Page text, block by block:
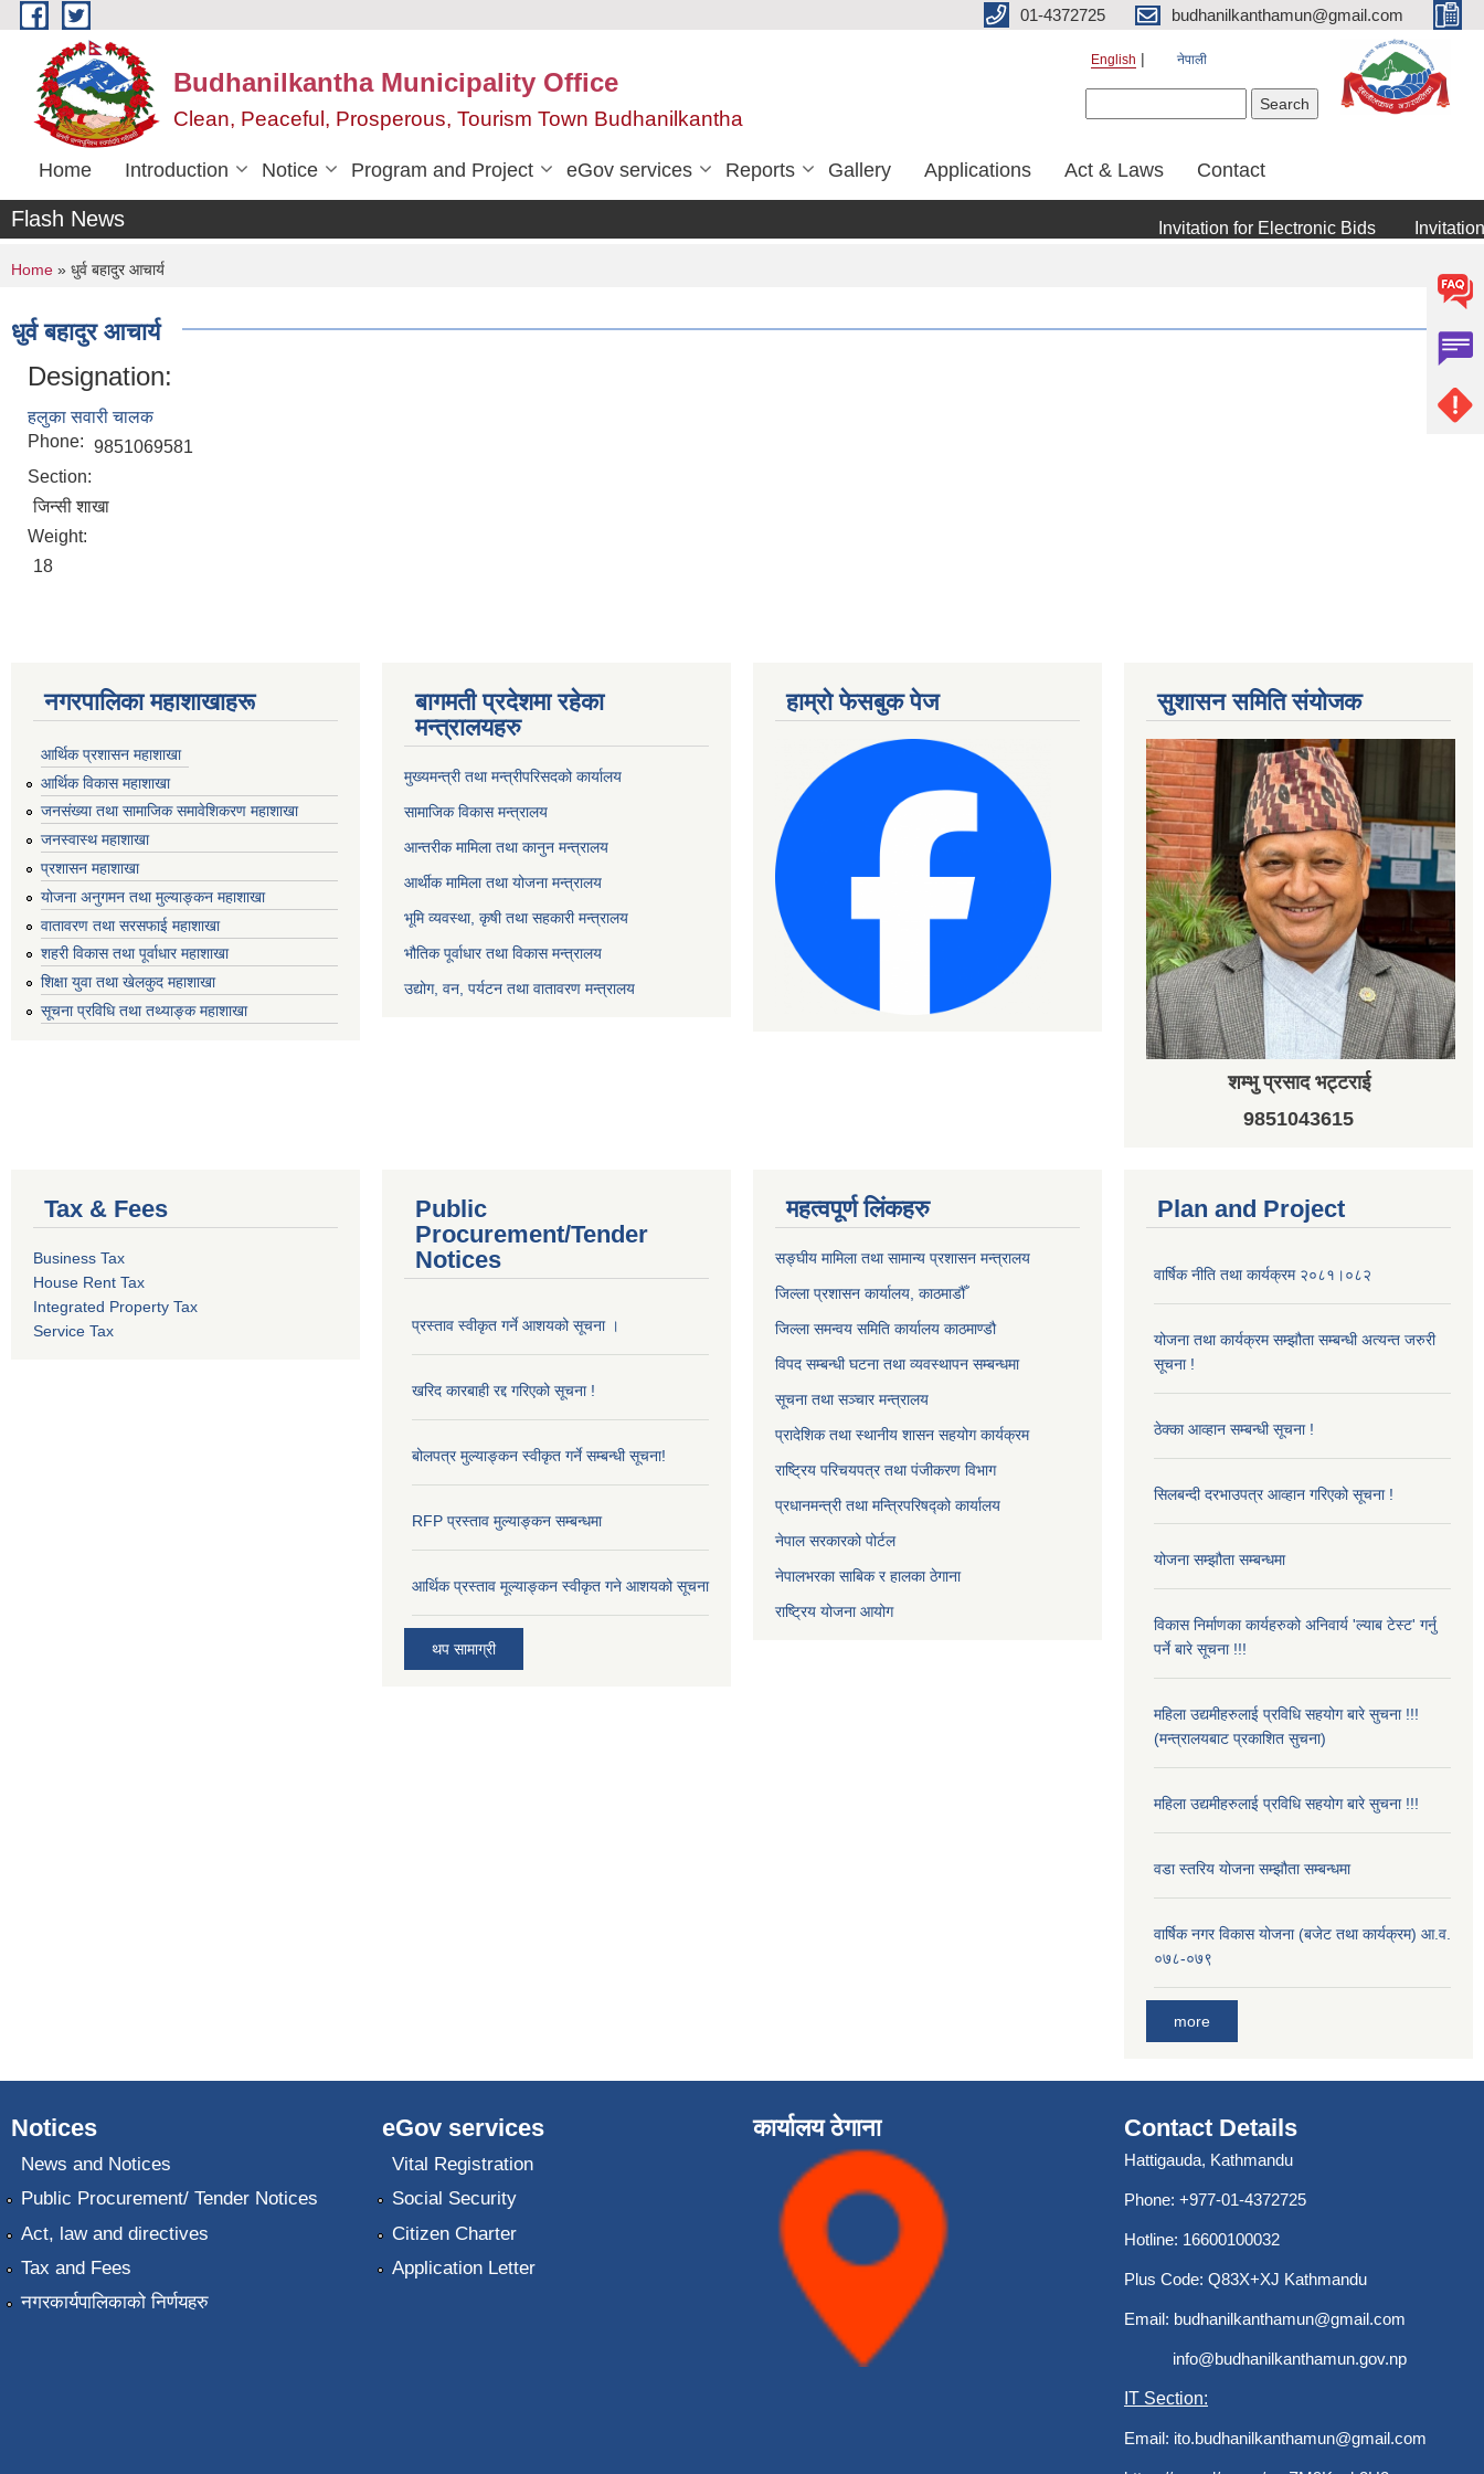
Skip to main content 01-4372725 budhanilkanthamun@gmail.com
Budhanilkantha Municipality Office
Clean, Peaceful, Prosperous, Tourism Town Budhanilkantha
English नेपाली
Home Introduction Notice Program and Project eGov services Reports Gallery Applications Act & Laws Contact
Flash News Invitation for Electronic Bids Invitation
You are here
Home » धुर्व बहादुर आचार्य
धुर्व बहादुर आचार्य
Designation:
हलुका सवारी चालक
Phone: 9851069581
Section:
जिन्सी शाखा
Weight:
18
नगरपालिका महाशाखाहरू
आर्थिक प्रशासन महाशाखा
आर्थिक विकास महाशाखा
जनसंख्या तथा सामाजिक समावेशिकरण महाशाखा
जनस्वास्थ महाशाखा
प्रशासन महाशाखा
योजना अनुगमन तथा मुल्याङ्कन महाशाखा
वातावरण तथा सरसफाई महाशाखा
शहरी विकास तथा पूर्वाधार महाशाखा
शिक्षा युवा तथा खेलकुद महाशाखा
सूचना प्रविधि तथा तथ्याङ्क महाशाखा
बागमती प्रदेशमा रहेका
मन्त्रालयहरु
मुख्यमन्त्री तथा मन्त्रीपरिसदको कार्यालय
सामाजिक विकास मन्त्रालय
आन्तरीक मामिला तथा कानुन मन्त्रालय
आर्थीक मामिला तथा योजना मन्त्रालय
भूमि व्यवस्था, कृषी तथा सहकारी मन्त्रालय
भौतिक पूर्वाधार तथा विकास मन्त्रालय
उद्योग, वन, पर्यटन तथा वातावरण मन्त्रालय
हाम्रो फेसबुक पेज सुशासन समिति संयोजक
शम्भु प्रसाद भट्टराई
9851043615
Tax & Fees
Business Tax
House Rent Tax
Integrated Property Tax
Service Tax
Public
Procurement/Tender
Notices
प्रस्ताव स्वीकृत गर्ने आशयको सूचना ।
खरिद कारबाही रद्द गरिएको सूचना !
बोलपत्र मुल्याङ्कन स्वीकृत गर्ने सम्बन्धी सूचना!
RFP प्रस्ताव मुल्याङ्कन सम्बन्धमा
आर्थिक प्रस्ताव मूल्याङ्कन स्वीकृत गने आशयको सूचना
थप सामाग्री
महत्वपूर्ण लिंकहरु
सङ्‍घीय मामिला तथा सामान्य प्रशासन मन्त्रालय
जिल्ला प्रशासन कार्यालय, काठमाडौँ
जिल्ला समन्वय समिति कार्यालय काठमाण्ड‌ौ
विपद सम्बन्धी घटना तथा व्यवस्थापन सम्बन्धमा
सूचना तथा सञ्चार मन्त्रालय
प्रादेशिक तथा स्थानीय शासन सहयोग कार्यक्रम
राष्ट्रिय परिचयपत्र तथा पंजीकरण विभाग
प्रधानमन्त्री तथा मन्त्रिपरिषद्को कार्यालय
नेपाल सरकारको पोर्टल
नेपालभरका साबिक र हालका ठेगाना
राष्ट्रिय योजना आयोग
Plan and Project
वार्षिक नीति तथा कार्यक्रम २०८१।०८२
योजना तथा कार्यक्रम सम्झौता सम्बन्धी अत्यन्त जरुरी
सूचना !
ठेक्का आव्हान सम्बन्धी सूचना !
सिलबन्दी दरभाउपत्र आव्हान गरिएको सूचना !
योजना सम्झौता सम्बन्धमा
विकास निर्माणका कार्यहरुको अनिवार्य 'ल्याब टेस्ट' गर्नु
पर्ने बारे सूचना !!!
महिला उद्यमीहरुलाई प्रविधि सहयोग बारे सुचना !!!
(मन्त्रालयबाट प्रकाशित सुचना)
महिला उद्यमीहरुलाई प्रविधि सहयोग बारे सुचना !!!
वडा स्तरिय योजना सम्झौता सम्बन्धमा
वार्षिक नगर विकास योजना (बजेट तथा कार्यक्रम) आ.व.
०७८-०७९
more
Notices
News and Notices
Public Procurement/ Tender Notices
Act, law and directives
Tax and Fees
नगरकार्यपालिकाको निर्णयहरु
eGov services
Vital Registration
Social Security
Citizen Charter
Application Letter
कार्यालय ठेगाना Contact Details
Hattigauda, Kathmandu
Phone: +977-01-4372725
Hotline: 16600100032
Plus Code: Q83X+XJ Kathmandu
Email: budhanilkanthamun@gmail.com
info@budhanilkanthamun.gov.np
IT Section:
Email: ito.budhanilkanthamun@gmail.com